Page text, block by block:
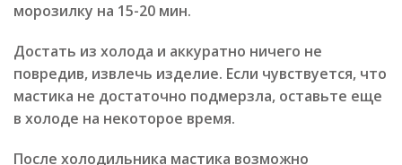
морозилку на 15-20 мин.
Достать из холода и аккуратно ничего не
повредив, извлечь изделие. Если чувствуется, что
мастика не достаточно подмерзла, оставьте еще
в холоде на некоторое время.
После холодильника мастика возможно